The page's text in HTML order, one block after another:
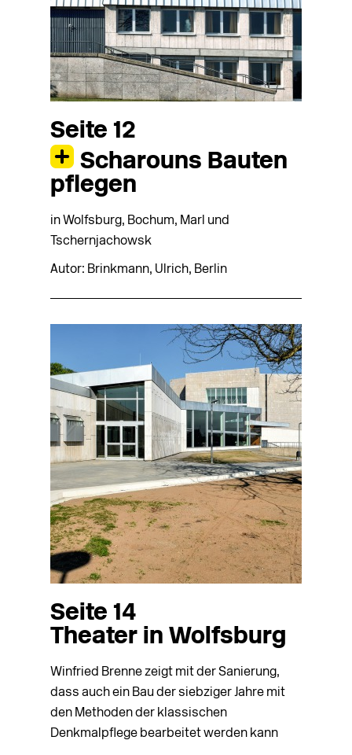
Seite 12
Scharouns Bauten
pflegen
in Wolfsburg, Bochum, Marl und
Tschernjachowsk
Autor: Brinkmann, Ulrich, Berlin
Seite 14
Theater in Wolfsburg
Winfried Brenne zeigt mit der Sanierung,
dass auch ein Bau der siebziger Jahre mit
den Methoden der klassischen
Denkmalpflege bearbeitet werden kann